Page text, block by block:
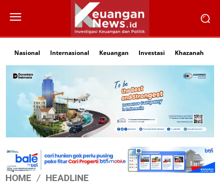
Nasional Internasional Keuangan Investasi Khazanah
HOME HEADLINE